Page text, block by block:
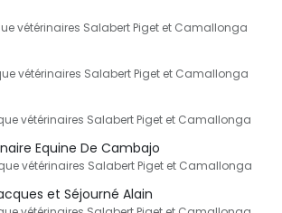
vétérinaires Salabert Piget et Camallonga
vétérinaires Salabert Piget et Camallonga
vétérinaires Salabert Piget et Camallonga
Equine De Cambajo
vétérinaires Salabert Piget et Camallonga
et Séjourné Alain